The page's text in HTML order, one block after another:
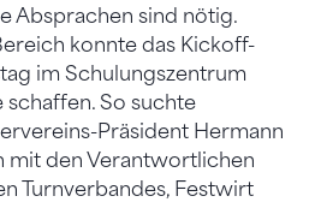
Absprachen sind nötig.
konnte das Kickoff-
im Schulungszentrum
So suchte
Präsident Hermann
mit den Verantwortlichen
Turnverbandes, Festwirt